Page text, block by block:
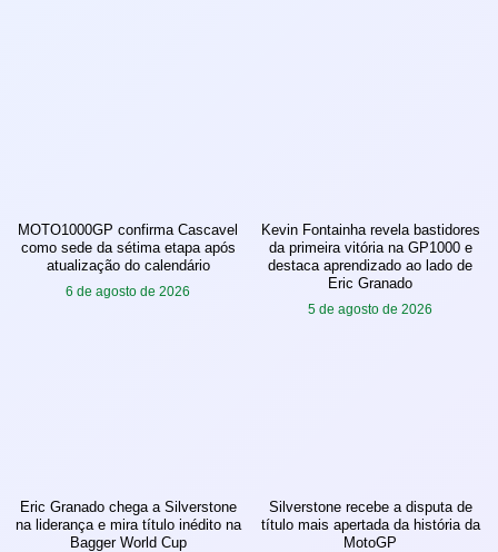
MOTO1000GP confirma Cascavel
como sede da sétima etapa após
atualização do calendário
6 de agosto de 2026
Kevin Fontainha revela bastidores
da primeira vitória na GP1000 e
destaca aprendizado ao lado de
Eric Granado
5 de agosto de 2026
Eric Granado chega a Silverstone
na liderança e mira título inédito na
Bagger World Cup
Silverstone recebe a disputa de
título mais apertada da história da
MotoGP